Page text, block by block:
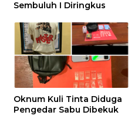
Sembuluh I Diringkus
Oknum Kuli Tinta Diduga
Pengedar Sabu Dibekuk